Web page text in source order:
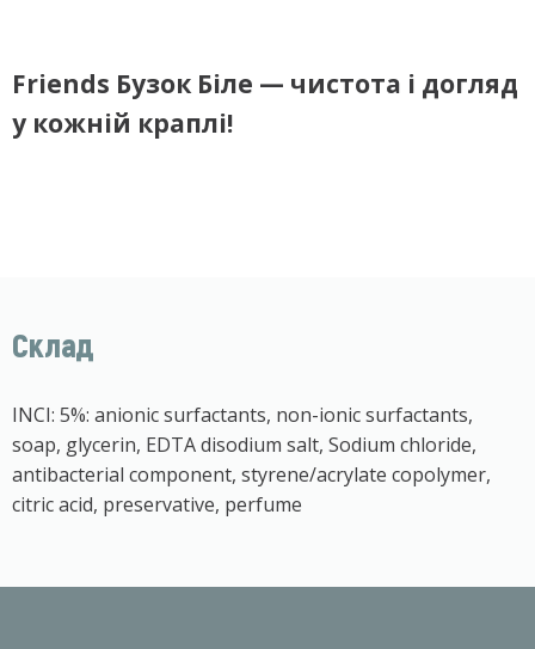
Friends Бузок Біле — чистота і догляд
у кожній краплі!
Склад
INCI: 5%: anionic surfactants, non-ionic surfactants,
soap, glycerin, EDTA disodium salt, Sodium chloride,
antibacterial component, styrene/acrylate copolymer,
citric acid, preservative, perfume